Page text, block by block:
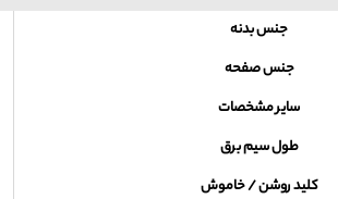
جنس بدنه
جنس صفحه
سایر مشخصات
طول سیم برق
کلید روشن / خاموش